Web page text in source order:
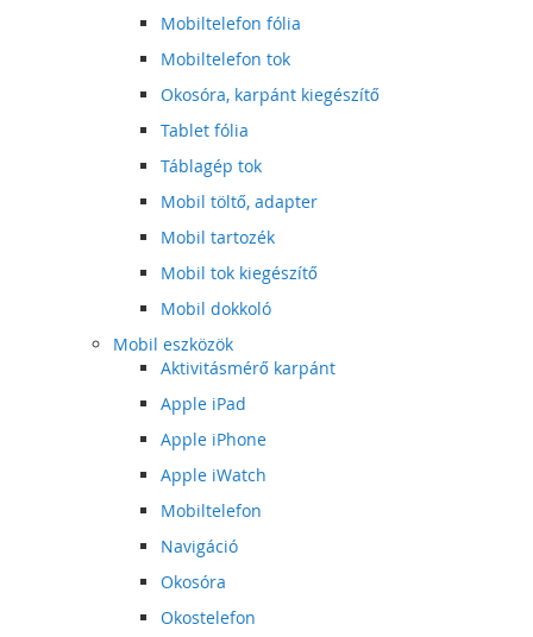
Mobiltelefon fólia
Mobiltelefon tok
Okosóra, karpánt kiegészítő
Tablet fólia
Táblagép tok
Mobil töltő, adapter
Mobil tartozék
Mobil tok kiegészítő
Mobil dokkoló
Mobil eszközök
Aktivitásmérő karpánt
Apple iPad
Apple iPhone
Apple iWatch
Mobiltelefon
Navigáció
Okosóra
Okostelefon